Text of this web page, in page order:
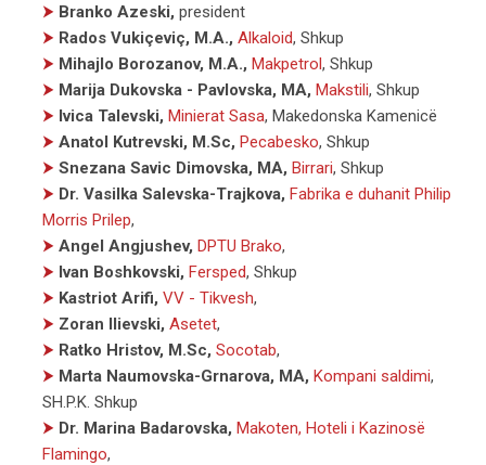
⮞ Branko Azeski, president
⮞ Rados Vukiçeviç, M.A., Alkaloid, Shkup
⮞ Mihajlo Borozanov, M.A., Makpetrol, Shkup
⮞ Marija Dukovska - Pavlovska, MA, Makstili, Shkup
⮞ Ivica Talevski, Minierat Sasa, Makedonska Kamenicë
⮞ Anatol Kutrevski, M.Sc, Pecabesko, Shkup
⮞ Snezana Savic Dimovska, MA, Birrari, Shkup
⮞ Dr. Vasilka Salevska-Trajkova, Fabrika e duhanit Philip
Morris Prilep,
⮞ Angel Angjushev, DPTU Brako,
⮞ Ivan Boshkovski, Fersped, Shkup
⮞ Kastriot Arifi, VV - Tikvesh,
⮞ Zoran Ilievski, Asetet,
⮞ Ratko Hristov, M.Sc, Socotab,
⮞ Marta Naumovska-Grnarova, MA, Kompani saldimi,
SH.P.K. Shkup
⮞ Dr. Marina Badarovska, Makoten, Hoteli i Kazinosë
Flamingo,